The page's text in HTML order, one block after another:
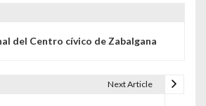
del Centro cívico de Zabalgana
Next Article